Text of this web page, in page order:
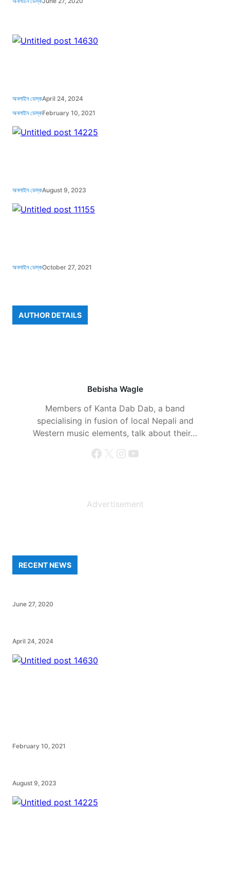
অনলাইন ডেস্কApril 24, 2024
অনলাইন ডেস্কFebruary 10, 2021
অনলাইন ডেস্কAugust 9, 2023
অনলাইন ডেস্কOctober 27, 2021
AUTHOR DETAILS
Bebisha Wagle
Members of Kanta Dab Dab, a band
specialising in fusion of local Nepali and
Western music elements, talk about their…
Facebook X Instagram YouTube
Advertisement
RECENT NEWS
June 27, 2020
April 24, 2024
February 10, 2021
August 9, 2023